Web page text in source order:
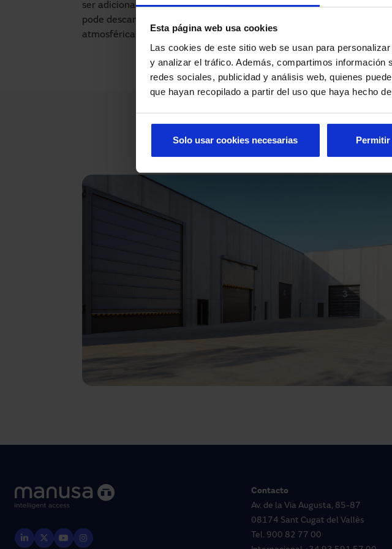
Esta página web usa cookies
Las cookies de este sitio web se usan para
y analizar el tráfico. Además, compartimos
redes sociales, publicidad y análisis web, quienes
que hayan recopilado a partir del uso que haya hecho
Solo usar cookies necesarias
ser adicionada uma letra. Desta forma, à chegada do operário, é-lhe
pode descarregar de forma rápida e segura. São resistentes ao vento
atmosféricas adversas, graças às barras transversais de reforço
Contacto
Av. de la Via Augusta, 85-87
08174 Sant Cugat del Vallès
Tel. 900 82 77 00